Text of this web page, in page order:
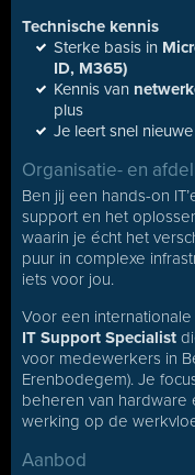
Technische kennis
Sterke basis in
ID, M365)
Kennis van
plus
Je leert snel
Organisatie- en
Ben jij een hands-on
support en het
waarin je écht het
puur in complexe
iets voor jou.
Voor een
IT Support Specialist
voor medewerkers in
Erenbodegem). Je
beheren van hardware
werking op de
Aanbod